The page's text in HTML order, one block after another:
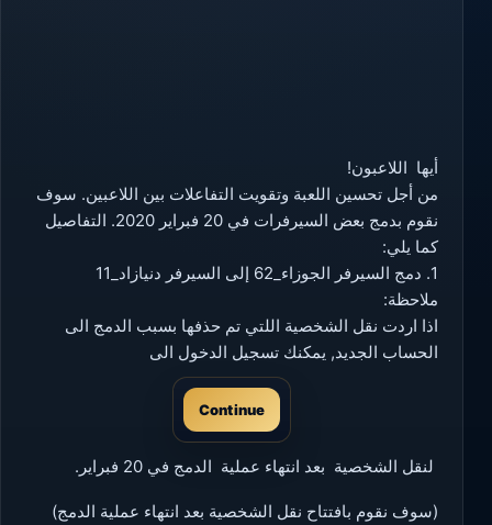
أيها اللاعبون!
من أجل تحسين اللعبة وتقويت التفاعلات بين اللاعبين. سوف
نقوم بدمج بعض السيرفرات في 20 فبراير 2020. التفاصيل
كما يلي:
1. دمج السيرفر الجوزاء_62 إلى السيرفر دنيازاد_11
ملاحظة:
اذا اردت نقل الشخصية اللتي تم حذفها بسبب الدمج الى
الحساب الجديد, يمكنك تسجيل الدخول الى
Continue
لنقل الشخصية بعد انتهاء عملية الدمج في 20 فبراير.
(سوف نقوم بافتتاح نقل الشخصية بعد انتهاء عملية الدمج)